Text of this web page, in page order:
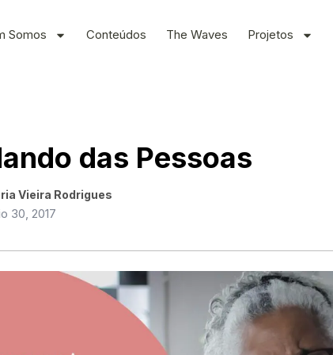
Somos Conteúdos The Waves Projetos
das Pessoas
Vieira Rodrigues
30, 2017